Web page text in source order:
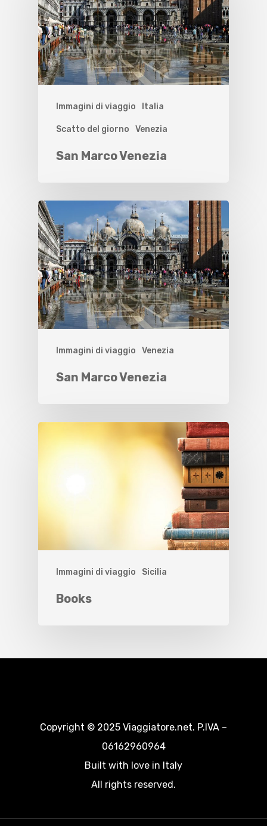
Immagini di viaggio Italia
Scatto del giorno Venezia
San Marco Venezia
Immagini di viaggio Venezia
San Marco Venezia
Immagini di viaggio Sicilia
Books
Copyright © 2025 Viaggiatore.net. P.IVA –
06162960964
Built with love in Italy
All rights reserved.